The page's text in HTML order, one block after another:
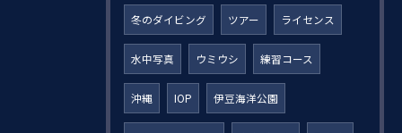
冬のダイビング ツアー ライセンス
水中写真 ウミウシ 練習コース
沖縄 IOP 伊豆海洋公園